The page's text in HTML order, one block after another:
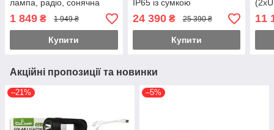
лампа, радіо, сонячна
USB (2 швидкості)
1 849 ₴ 1 949 ₴
Купити
IP65 із сумкою
24 390₴ 25 390 ₴
Купити
АКБ
11
Акційні пропозиції та новинки
–21% –5%